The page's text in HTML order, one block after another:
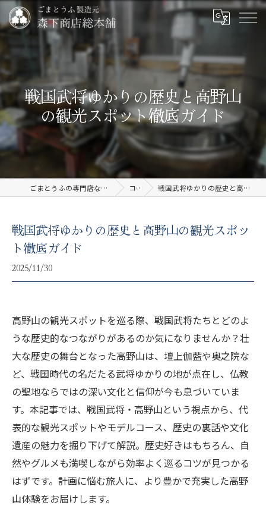
戦国武将ゆかりの歴史と高野山
の観光スポット徹底ガイド
ごまとうふの専門店なら有限会社森下商店総本舗 コラム 戦国武将ゆかりの歴史と高野山の観光スポット徹底ガイド
戦国武将ゆかりの歴史と高野山の観光スポッ
ト徹底ガイド
2025/11/30
高野山の観光スポットを巡る際、戦国武将たちとどのよ
うな歴史的なつながりがあるのか気になりませんか？壮
大な歴史の舞台となった高野山は、壇上伽藍や奥之院な
ど、戦国時代の名だたる武将ゆかりの地が点在し、仏教
の聖地ならではの深い文化と信仰が今も息づいていま
す。本記事では、戦国武将・高野山という視点から、代
表的な観光スポットやモデルコース、歴史の裏話や文化
遺産の魅力を掘り下げて解説。歴史好きはもちろん、自
然やグルメも満喫しながら効率よく巡るコツが見つかる
はずです。計画に悩む旅人に、より豊かで充実した高野
山体験をお届けします。